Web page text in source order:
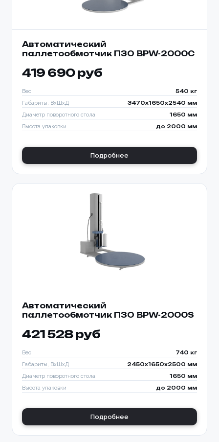
Автоматический
паллетообмотчик ПЗО BPW-2000C
419 690 руб
Вес 540 кг
Габариты, ВхШхД 3470х1650х2540 мм
Диаметр поворотного стола 1650 мм
Высота упаковки до 2000 мм
Подробнее
Автоматический
паллетообмотчик ПЗО BPW-2000S
421 528 руб
Вес 740 кг
Габариты, ВхШхД 2450х1650х2500 мм
Диаметр поворотного стола 1650 мм
Высота упаковки до 2000 мм
Подробнее